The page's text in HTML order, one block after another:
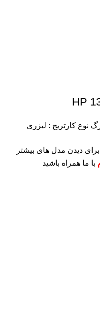
نوع کارتریج : لیزری
برای دیدن مدل های بیشتر
با ما همراه باشید